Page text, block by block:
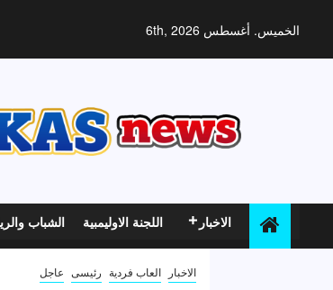
الخميس. أغسطس 6th, 2026
الاخبار اللجنة الاوليمبية الشباب
الاخبار العاب فردية رئيسى عاجل